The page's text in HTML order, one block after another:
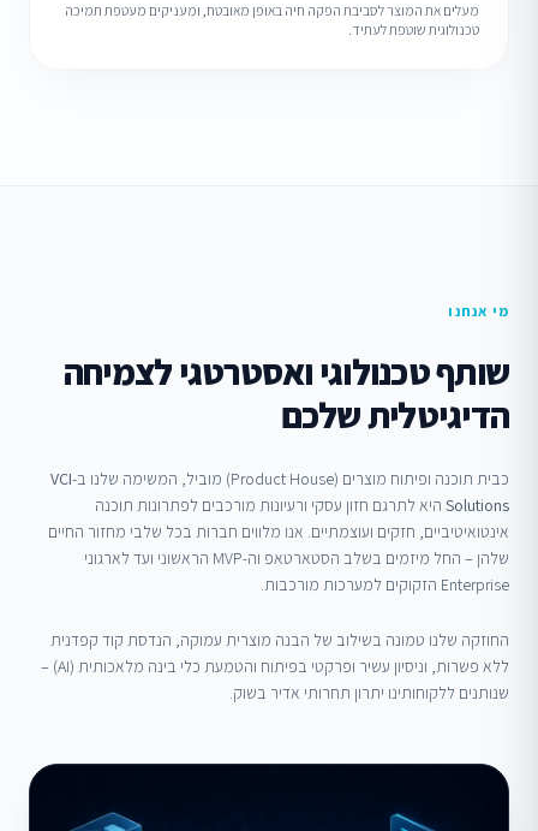
מעלים את המוצר לסביבת הפקה חיה באופן מאובטח, ומעניקים מעטפת תמיכה
טכנולוגית שוטפת לעתיד.
מי אנחנו
שותף טכנולוגי ואסטרטגי לצמיחה
הדיגיטלית שלכם
כבית תוכנה ופיתוח מוצרים (Product House) מוביל, המשימה שלנו ב-
VCI
Solutions היא לתרגם חזון עסקי ורעיונות מורכבים לפתרונות תוכנה
אינטואיטיביים, חזקים ועוצמתיים. אנו מלווים חברות בכל שלבי מחזור החיים
שלהן – החל מיזמים בשלב הסטארטאפ וה-MVP הראשוני ועד לארגוני
Enterprise הזקוקים למערכות מורכבות.
החוזקה שלנו טמונה בשילוב של הבנה מוצרית עמוקה, הנדסת קוד קפדנית
ללא פשרות, וניסיון עשיר ופרקטי בפיתוח והטמעת כלי בינה מלאכותית (AI) –
שנותנים ללקוחותינו יתרון תחרותי אדיר בשוק.